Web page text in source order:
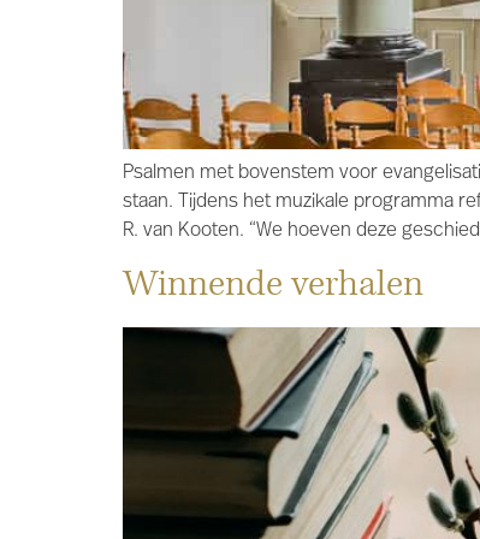
Psalmen met bovenstem voor
staan. Tijdens het muzikale programma
R. van Kooten. “We hoeven deze
Winnende verhalen